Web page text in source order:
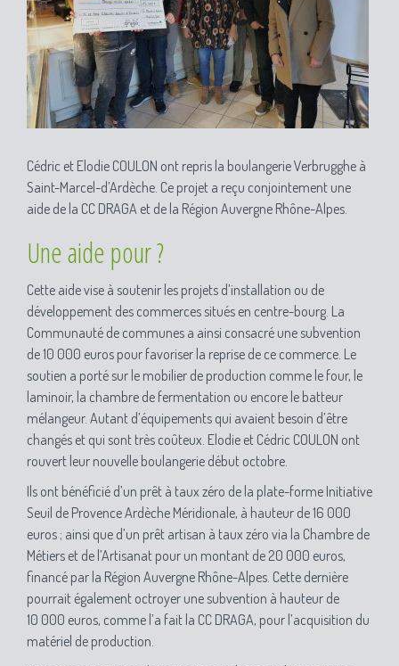
Cédric et Elodie COULON ont repris la boulangerie Verbrugghe à
Saint-Marcel-d’Ardèche. Ce projet a reçu conjointement une
aide de la CC DRAGA et de la Région Auvergne Rhône-Alpes.
Une aide pour ?
Cette aide vise à soutenir les projets d’installation ou de
développement des commerces situés en centre-bourg. La
Communauté de communes a ainsi consacré une subvention
de 10 000 euros pour favoriser la reprise de ce commerce. Le
soutien a porté sur le mobilier de production comme le four, le
laminoir, la chambre de fermentation ou encore le batteur
mélangeur. Autant d’équipements qui avaient besoin d’être
changés et qui sont très coûteux. Elodie et Cédric COULON ont
rouvert leur nouvelle boulangerie début octobre.
Ils ont bénéficié d’un prêt à taux zéro de la plate-forme Initiative
Seuil de Provence Ardèche Méridionale, à hauteur de 16 000
euros ; ainsi que d’un prêt artisan à taux zéro via la Chambre de
Métiers et de l’Artisanat pour un montant de 20 000 euros,
financé par la Région Auvergne Rhône-Alpes. Cette dernière
pourrait également octroyer une subvention à hauteur de
10 000 euros, comme l’a fait la CC DRAGA, pour l’acquisition du
matériel de production.